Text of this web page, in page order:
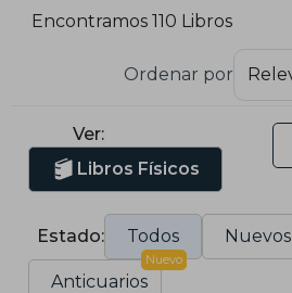
Encontramos 110 Libros
Ordenar por
Ver:
Libros Físicos
Estado: Todos Nuevos
Anticuarios
Nuevo